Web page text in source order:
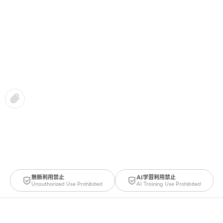
無断利用禁止
Unauthorized Use Prohibited
AI学習利用禁止
AI Training Use Prohibited